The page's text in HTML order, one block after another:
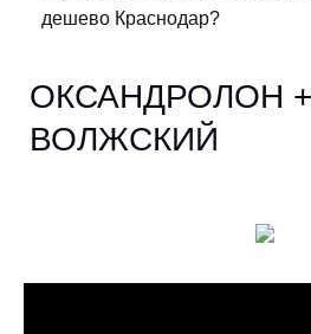
дешево Краснодар?
ОКСАНДРОЛОН
ВОЛЖСКИЙ